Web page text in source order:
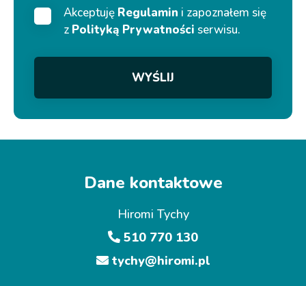
Akceptuję Regulamin i zapoznałem się
z Polityką Prywatności serwisu.
WYŚLIJ
Dane kontaktowe
Hiromi Tychy
510 770 130
tychy@hiromi.pl